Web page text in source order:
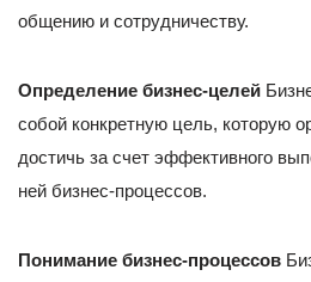
общению и сотрудничеству.
Определение бизнес-целей
собой конкретную цель, которую
достичь за счет эффективного
ней бизнес-процессов.
Понимание бизнес-процессов